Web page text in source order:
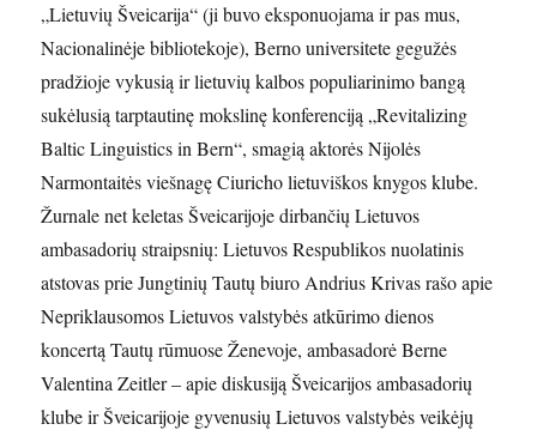
„Lietuvių Šveicarija“ (ji buvo eksponuojama ir pas mus,
Nacionalinėje bibliotekoje), Berno universitete gegužės
pradžioje vykusią ir lietuvių kalbos populiarinimo bangą
sukėlusią tarptautinę mokslinę konferenciją „Revitalizing
Baltic Linguistics in Bern“, smagią aktorės Nijolės
Narmontaitės viešnagę Ciuricho lietuviškos knygos klube.
Žurnale net keletas Šveicarijoje dirbančių Lietuvos
ambasadorių straipsnių: Lietuvos Respublikos nuolatinis
atstovas prie Jungtinių Tautų biuro Andrius Krivas rašo apie
Nepriklausomos Lietuvos valstybės atkūrimo dienos
koncertą Tautų rūmuose Ženevoje, ambasadorė Berne
Valentina Zeitler – apie diskusiją Šveicarijos ambasadorių
klube ir Šveicarijoje gyvenusių Lietuvos valstybės veikėjų